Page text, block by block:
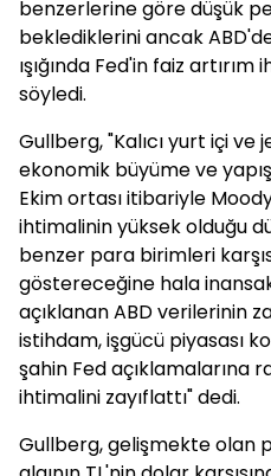
benzerlerine göre düşük
beklediklerini ancak
ışığında Fed'in faiz
söyledi.
Gullberg, "Kalıcı yurt içi ve
ekonomik büyüme ve
Ekim ortası itibariyle
ihtimalinin yüksek olduğu
benzer para birimleri
göstereceğine hala
açıklanan ABD verilerinin
istihdam, işgücü piyasası
şahin Fed açıklamalarına
ihtimalini zayıflattı" dedi.
Gullberg, gelişmekte olan